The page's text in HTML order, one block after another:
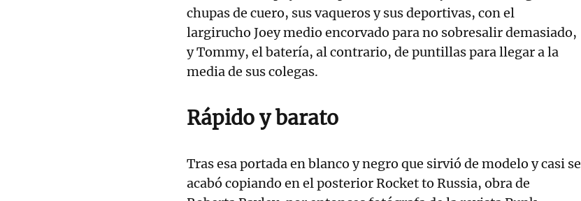
chupas de cuero, sus vaqueros y sus deportivas, con el
largirucho Joey medio encorvado para no sobresalir demasiado,
y Tommy, el batería, al contrario, de puntillas para llegar a la
media de sus colegas.
Rápido y barato
Tras esa portada en blanco y negro que sirvió de modelo y casi se
acabó copiando en el posterior Rocket to Russia, obra de